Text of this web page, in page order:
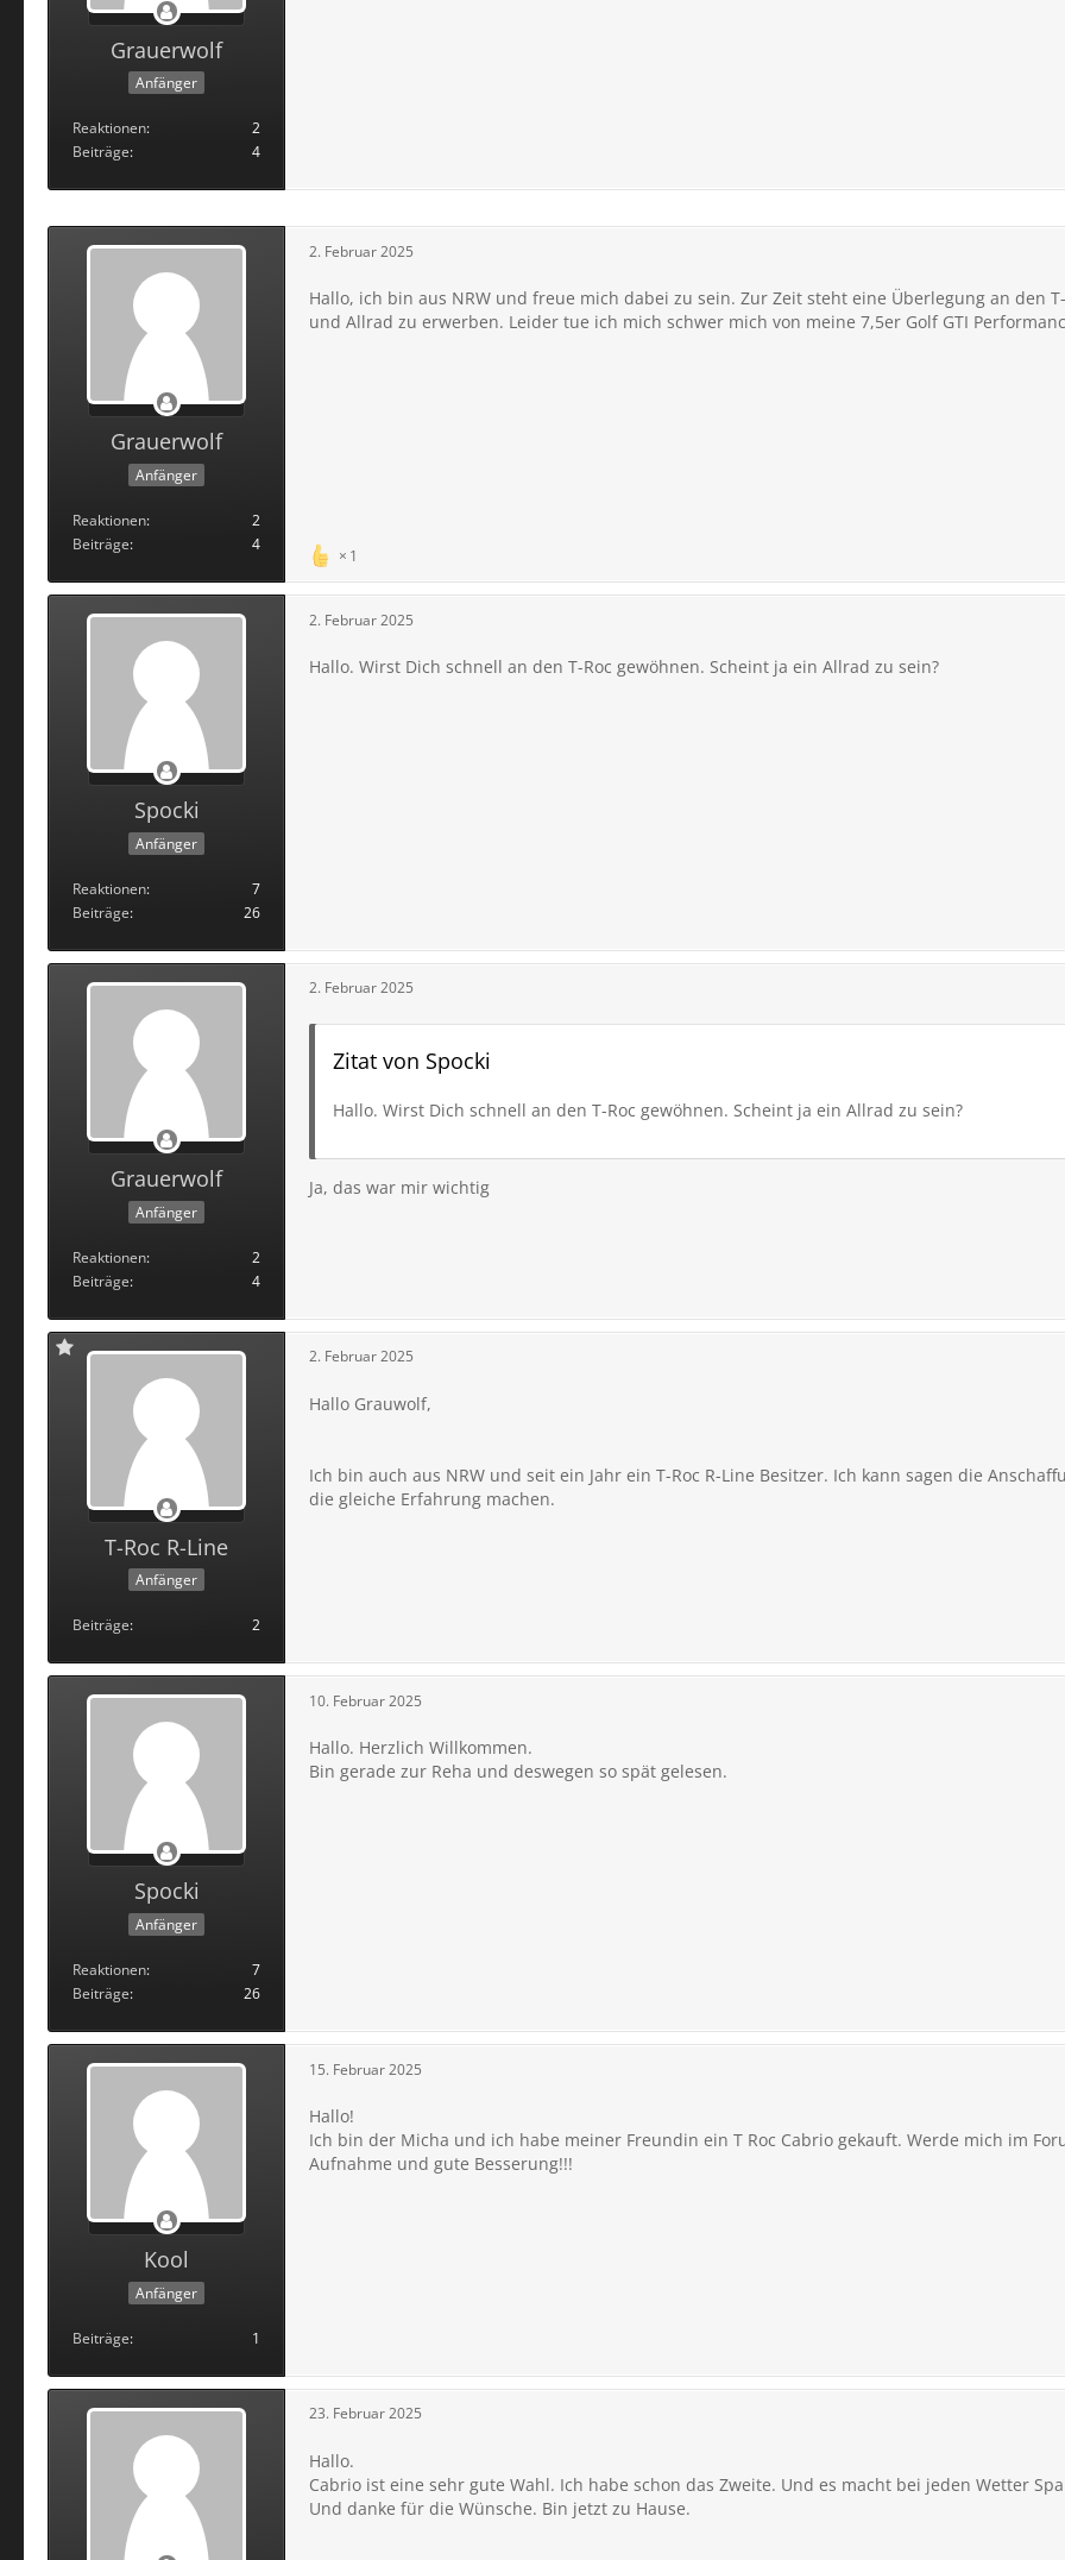
Grauerwolf
Anfänger
Reaktionen
2
Beiträge
4
Grauerwolf
Anfänger
Reaktionen
2
Beiträge
4
2. Februar 2025
Hallo, ich bin aus NRW und freue mich dabei zu sein. Zur Zeit steht eine Überlegung an den
und Allrad zu erwerben. Leider tue ich mich schwer mich von meine 7,5er Golf GTI
1
Spocki
Anfänger
Reaktionen
7
Beiträge
26
2. Februar 2025
Hallo. Wirst Dich schnell an den T-Roc gewöhnen. Scheint ja ein Allrad zu sein?
Grauerwolf
Anfänger
Reaktionen
2
Beiträge
4
2. Februar 2025
Zitat von Spocki
Hallo. Wirst Dich schnell an den T-Roc gewöhnen. Scheint ja ein Allrad zu sein?
Ja, das war mir wichtig
T-Roc R-Line
Anfänger
Beiträge 2
2. Februar 2025
Hallo Grauwolf,
Ich bin auch aus NRW und seit ein Jahr ein T-Roc R-Line Besitzer. Ich kann sagen die
die gleiche Erfahrung machen.
Spocki
Anfänger
Reaktionen
7
Beiträge
26
10. Februar 2025
Hallo. Herzlich Willkommen.
Bin gerade zur Reha und deswegen so spät gelesen.
Kool
Anfänger
Beiträge 1
15. Februar 2025
Hallo!
Ich bin der Micha und ich habe meiner Freundin ein T Roc Cabrio gekauft. Werde mich im
Aufnahme und gute Besserung!!!
23. Februar 2025
Hallo.
Cabrio ist eine sehr gute Wahl. Ich habe schon das Zweite. Und es macht bei jeden Wetter
Und danke für die Wünsche. Bin jetzt zu Hause.